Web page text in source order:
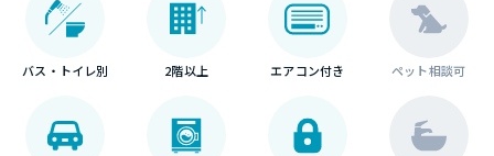
バス・トイレ別 2階以上 エアコン付き ペット相談可